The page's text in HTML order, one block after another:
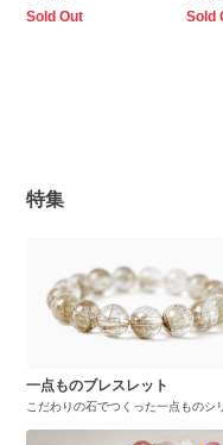
Sold Out Sold
特集
一点ものブレスレット
こだわりの石でつくった一点ものシ